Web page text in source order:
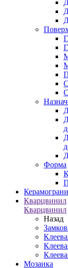
Форма
Кварцвинил
Кварцвинил
Назад
Мозаика